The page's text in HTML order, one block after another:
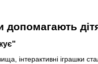
допомагають
інтерактивні іграшки